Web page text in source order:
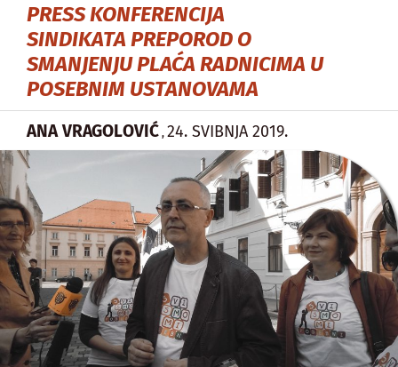
PRESS KONFERENCIJA
SINDIKATA PREPOROD O
SMANJENJU PLAĆA RADNICIMA U
POSEBNIM USTANOVAMA
ANA VRAGOLOVIĆ , 24. SVIBNJA 2019.